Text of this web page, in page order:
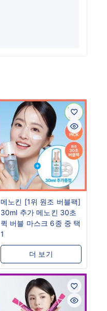
메노킨 [1위 원조 버블팩]
30ml 추가 메노킨 30초
퀵 버블 마스크 6종 중 택
1
더 보기